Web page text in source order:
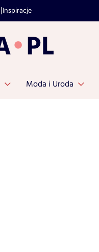
Inspiracje
Moda i Uroda